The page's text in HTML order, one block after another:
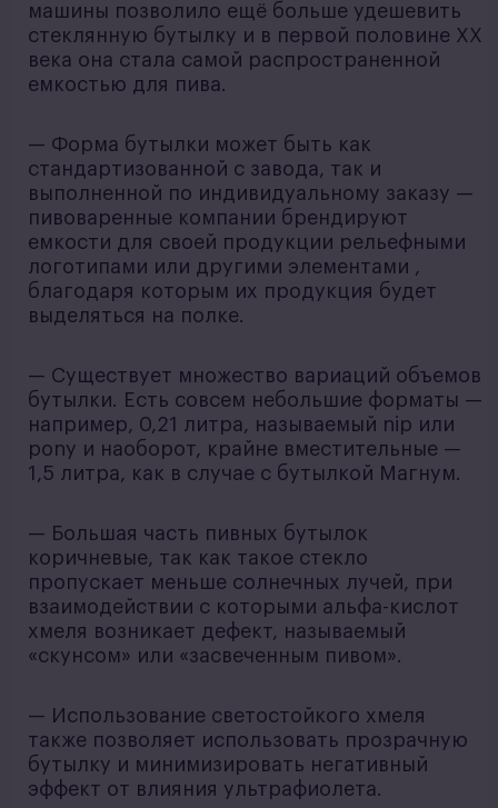
машины позволило ещё больше удешевить
стеклянную бутылку и в первой половине XX
века она стала самой распространенной
емкостью для пива.
— Форма бутылки может быть как
стандартизованной с завода, так и
выполненной по индивидуальному заказу —
пивоваренные компании брендируют
емкости для своей продукции рельефными
логотипами или другими элементами ,
благодаря которым их продукция будет
выделяться на полке.
— Существует множество вариаций объемов
бутылки. Есть совсем небольшие форматы —
например, 0,21 литра, называемый nip или
pony и наоборот, крайне вместительные —
1,5 литра, как в случае с бутылкой Магнум.
— Большая часть пивных бутылок
коричневые, так как такое стекло
пропускает меньше солнечных лучей, при
взаимодействии с которыми альфа-кислот
хмеля возникает дефект, называемый
«скунсом» или «засвеченным пивом».
— Использование светостойкого хмеля
также позволяет использовать прозрачную
бутылку и минимизировать негативный
эффект от влияния ультрафиолета.